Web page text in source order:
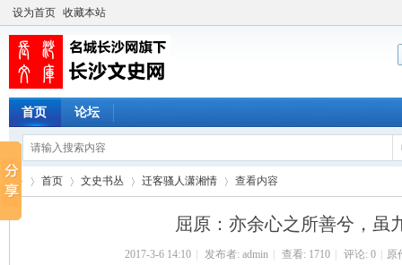
设为首页 收藏本站
首页 论坛
首页 文史书丛
›
迁客骚人潇湘情
›
查看内容
屈原：亦余心之所善兮，虽
2017-3-6 14:10 发布者: admin 查看: 1710 评论: 0 原